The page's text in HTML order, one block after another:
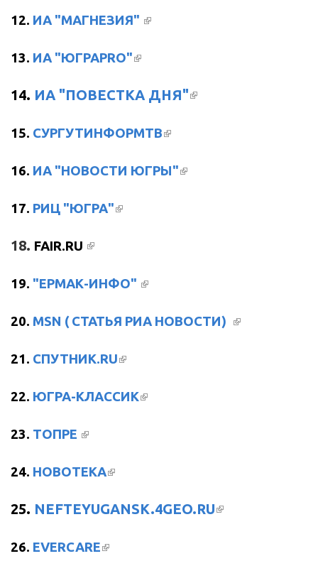
12. ИА "МАГНЕЗИЯ"
13. ИА "ЮГРАPRO"
14. ИА "ПОВЕСТКА ДНЯ" (ВНЕШНЯЯ
15. СУРГУТИНФОРМТВ
16. ИА "НОВОСТИ ЮГРЫ"
ССЫЛКА)
17. РИЦ "ЮГРА"
18. FAIR.RU (ВНЕШНЯЯ ССЫЛКА)
19. "ЕРМАК-ИНФО"
20. MSN ( СТАТЬЯ РИА НОВОСТИ)
ССЫЛКА)
21. СПУТНИК.RU
22. ЮГРА-КЛАССИК
23. ТОПРЕ
24. НОВОТЕКА
25. NEFTEYUGANSK.4GEO.RU (ВНЕШНЯЯ
26. EVERCARE